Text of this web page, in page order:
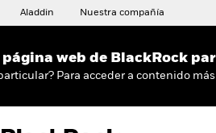
Aladdin Nuestra compañía
página web de BlackRock
Para acceder a contenido